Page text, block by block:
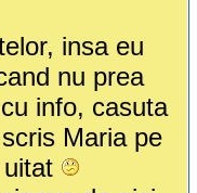
insa eu
nu prea
info, casuta
Maria pe